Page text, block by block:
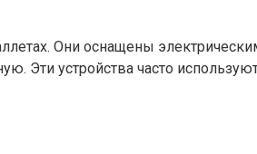
Они оснащены
Эти устройства часто